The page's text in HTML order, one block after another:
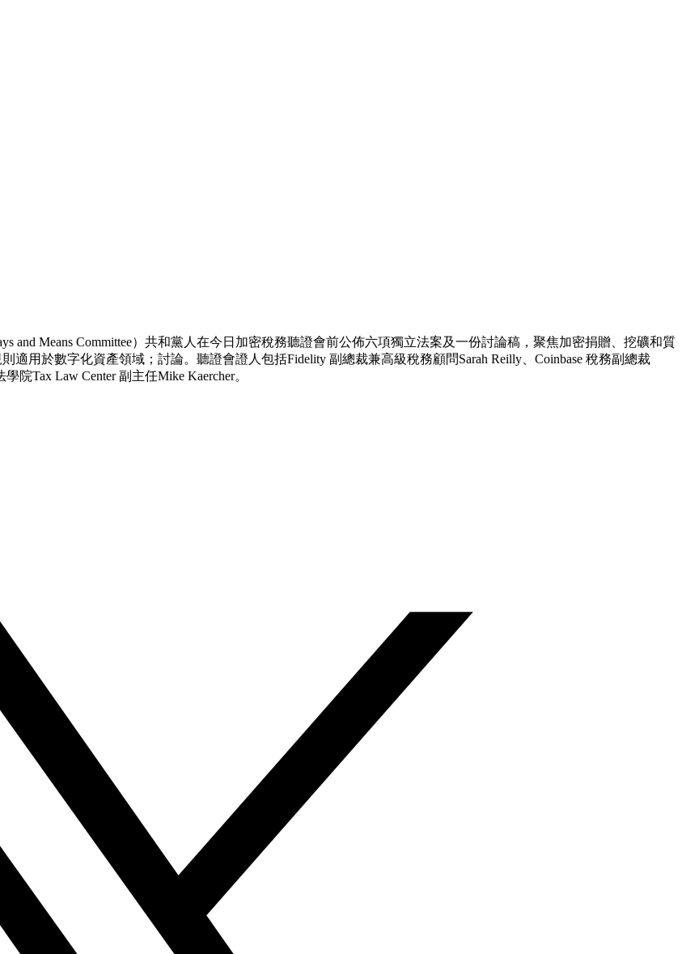
and Means Committee）共和黨人在今日加密稅務聽證會前公佈六項獨立法案及一份討論稿，聚焦加密捐贈、挖礦和質
用於數字化資產領域；討論。聽證會證人包括Fidelity 副總裁兼高級稅務顧問Sarah Reilly、Coinbase 稅務副總裁
院Tax Law Center 副主任Mike Kaercher。